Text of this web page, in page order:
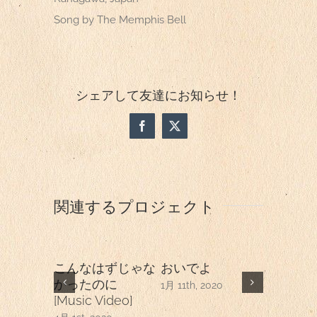
Song by The Memphis Bell
シェアして友達にお知らせ！
Facebook
X
関連するプロジェクト
こんなはずじゃな
かったのに
[Music Video]
おいでよ
1月 11th, 2020
それか
1月 11th,